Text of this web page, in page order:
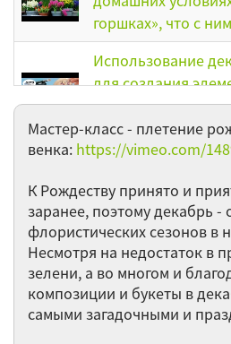
горшках», что с
Использование
для создания
декорирования
аксессуаров
Визуальные
избытка
растений
Выращивание
овощных и
подоконнике.
биологических и
Мастер-класс - плетение
венка: https://vimeo.com/
К Рождеству принято и
заранее, поэтому декабрь
флористических сезонов в
Несмотря на недостаток в
зелени, а во многом и
композиции и букеты в
самыми загадочными и